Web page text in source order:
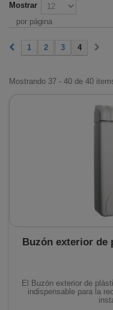
Mostrar
por página
1 2 3 4
Mostrando 37 - 40 de 40
Buzón exterior de
El Buzón exterior de
indispensable para la